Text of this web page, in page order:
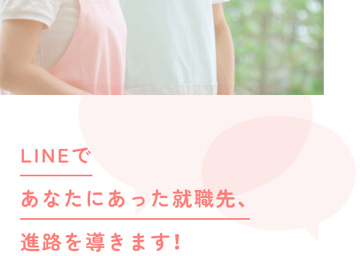
LINEで
あなたにあった就職先、
進路を導きます！